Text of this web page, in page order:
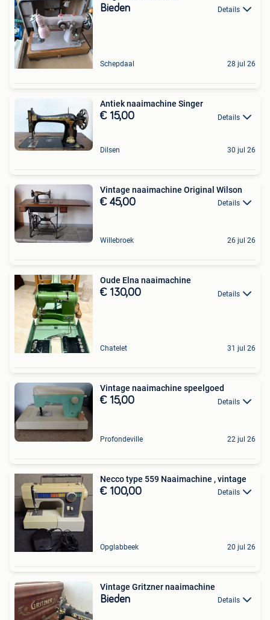
Bieden Details
Schepdaal 28 jul 26
Antiek naaimachine Singer
€ 15,00 Details
Dilsen 30 jul 26
Vintage naaimachine Original Wilson
€ 45,00 Details
Willebroek 26 jul 26
Oude Elna naaimachine
€ 130,00 Details
Chatelet 31 jul 26
Vintage naaimachine speelgoed
€ 15,00 Details
Profondeville 22 jul 26
Necco type 559 Naaimachine , vintage
€ 100,00 Details
Opglabbeek 20 jul 26
Vintage Gritzner naaimachine
Bieden Details